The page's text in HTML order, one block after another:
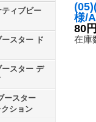
ィブビー
スター ド
スター デ
ースター
ション
様/
ー
80円
在庫